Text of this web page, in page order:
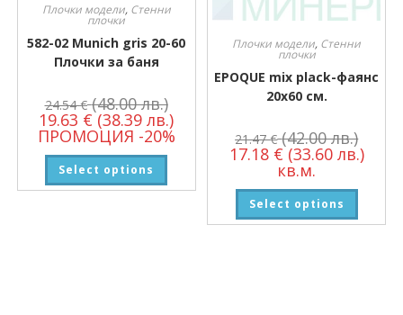
Плочки модели, Стенни
плочки
582-02 Munich gris 20-60
Плочки за баня
24.54€ (48.00 лв.)
19.63 € (38.39 лв.)
ПРОМОЦИЯ -20%
Select options
Плочки модели, Стенни
плочки
EPOQUE mix plack-фаянс
20х60 см.
21.47€ (42.00 лв.)
17.18 € (33.60 лв.)
кв.м.
Select options